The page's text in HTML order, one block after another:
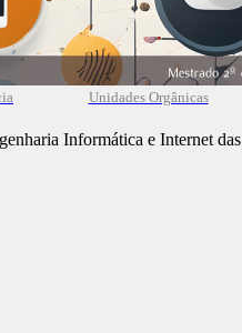
Unidades Orgânicas
Informática e Internet